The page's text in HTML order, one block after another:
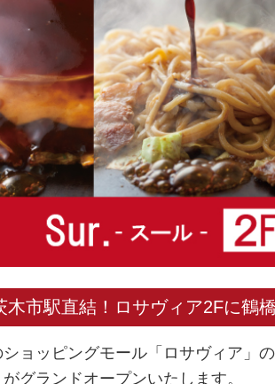
木市駅直結！ロサヴィア2Fに鶴
ョッピングモール「ロサヴィア」
グランドオープンいたします。